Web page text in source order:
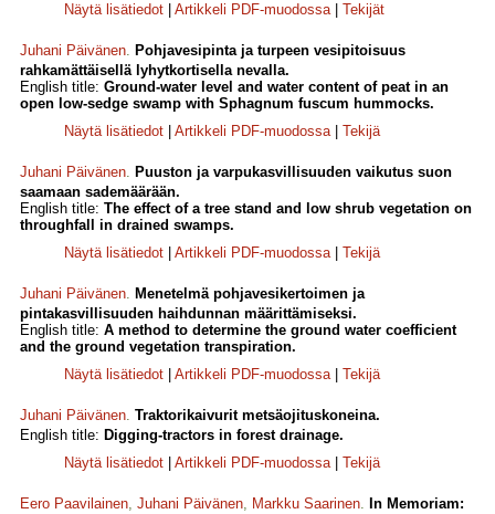
Näytä lisätiedot
Artikkeli PDF-muodossa| Tekijät
Juhani Päivänen. Pohjavesipinta ja turpeen vesipitoisuus
rahkamättäisellä lyhytkortisella nevalla.
English title: Ground-water level and water content of peat in an
open low-sedge swamp with Sphagnum fuscum hummocks.
Näytä lisätiedot
Artikkeli PDF-muodossa| Tekijä
Juhani Päivänen. Puuston ja varpukasvillisuuden vaikutus suon
saamaan sademäärään.
English title: The effect of a tree stand and low shrub vegetation on
throughfall in drained swamps.
Näytä lisätiedot
Artikkeli PDF-muodossa| Tekijä
Juhani Päivänen. Menetelmä pohjavesikertoimen ja
pintakasvillisuuden haihdunnan määrittämiseksi.
English title: A method to determine the ground water coefficient
and the ground vegetation transpiration.
Näytä lisätiedot
Artikkeli PDF-muodossa| Tekijä
Juhani Päivänen. Traktorikaivurit metsäojituskoneina.
English title: Digging-tractors in forest drainage.
Näytä lisätiedot
Artikkeli PDF-muodossa| Tekijä
Eero Paavilainen, Juhani Päivänen, Markku Saarinen. In Memoriam: